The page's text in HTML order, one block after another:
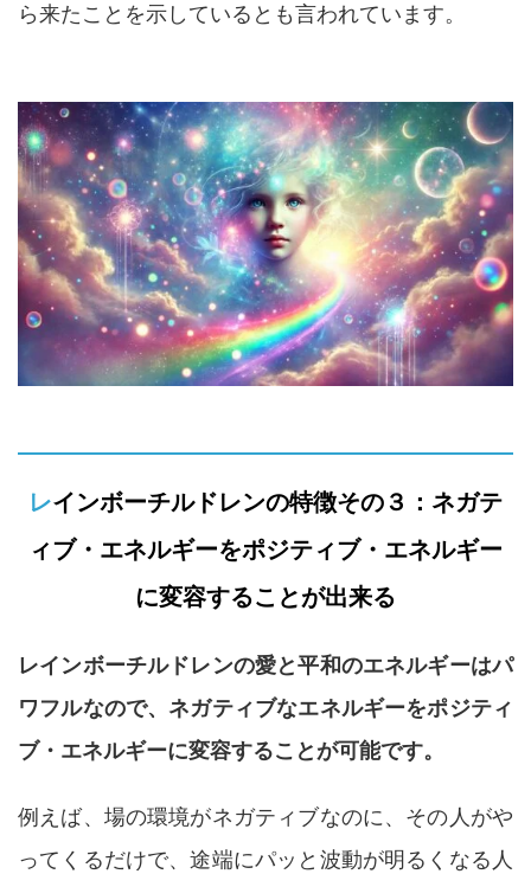
ら来たことを示しているとも言われています。
レインボーチルドレンの特徴その３：ネガテ
ィブ・エネルギーをポジティブ・エネルギー
に変容することが出来る
レインボーチルドレンの愛と平和のエネルギーはパ
ワフルなので、ネガティブなエネルギーをポジティ
ブ・エネルギーに変容することが可能です。
例えば、場の環境がネガティブなのに、その人がや
ってくるだけで、途端にパッと波動が明るくなる人